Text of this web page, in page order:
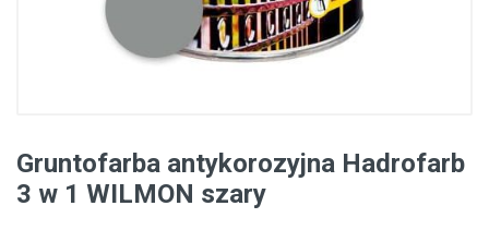
Gruntofarba antykorozyjna Hadrofarb
3 w 1 WILMON szary